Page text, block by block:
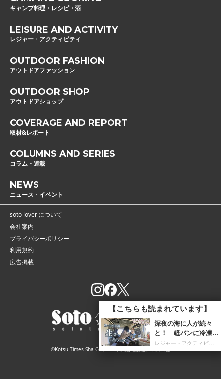
【こちらも読まれています】
深夜の海に人が続々
と！ 軽バンに冷凍庫
を携え「朝4時までホ
タルイカ掬い」の奮闘
キャンプ料理・レシピ・酒
LEISURE AND ACTIVITY
レジャー・アクティビティ
OUTDOOR FASHION
アウトドアファッション
OUTDOOR SHOP
アウトドアショップ
COVERAGE AND REPORT
取材&レポート
COLUMNS AND SERIES
コラム・連載
NEWS
ニュース・イベント
soto lover について
会社案内
プライバシーポリシー
利用規約
広告掲載
©Kotsu Times Sha Co., Ltd. 株式会社交通タイムス社